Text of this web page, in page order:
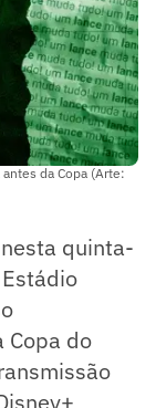
da Copa (Arte:
quinta-
Copa do